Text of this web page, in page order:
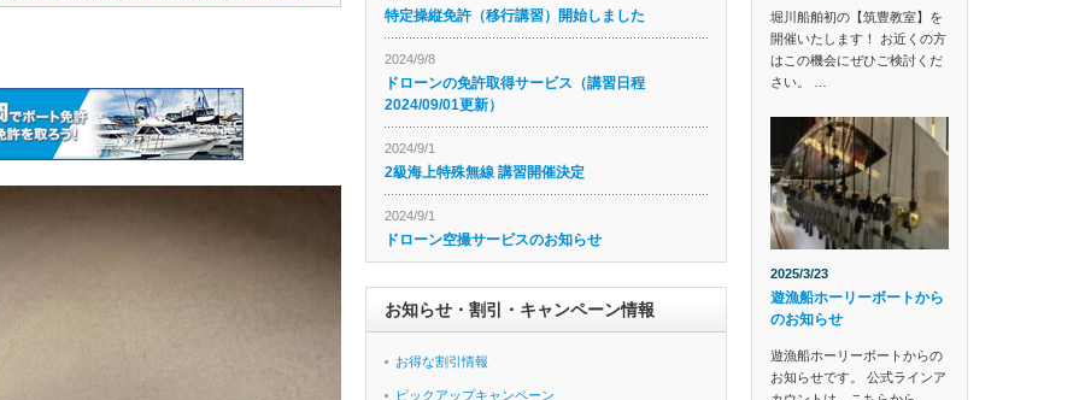
特定操縦免許（移行講習）開始しました
2024/9/8
ドローンの免許取得サービス（講習日程
2024/09/01更新）
2024/9/1
2級海上特殊無線 講習開催決定
2024/9/1
ドローン空撮サービスのお知らせ
お知らせ・割引・キャンペーン情報
お得な割引情報
ピックアップキャンペーン
堀川船舶初の【筑豊教室】を
開催いたします！ お近くの方
はこの機会にぜひご検討くだ
さい。 …
2025/3/23
遊漁船ホーリーボートから
のお知らせ
遊漁船ホーリーボートからの
お知らせです。 公式ラインア